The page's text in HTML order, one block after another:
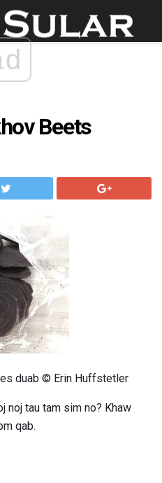
Beets
duab © Erin Huffstetler
noj tau tam sim no? Khaw
qab.